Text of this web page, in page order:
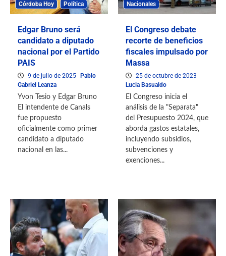
Córdoba Hoy Política
Edgar Bruno será
candidato a diputado
nacional por el Partido
PAIS
9 de julio de 2025
Pablo
Gabriel Leanza
Yvon Tesio y Edgar Bruno
El intendente de Canals
fue propuesto
oficialmente como primer
candidato a diputado
nacional en las...
Nacionales
El Congreso debate
recorte de beneficios
fiscales impulsado por
Massa
25 de octubre de 2023
Lucia Basualdo
El Congreso inicia el
análisis de la "Separata"
del Presupuesto 2024, que
aborda gastos estatales,
incluyendo subsidios,
subvenciones y
exenciones...